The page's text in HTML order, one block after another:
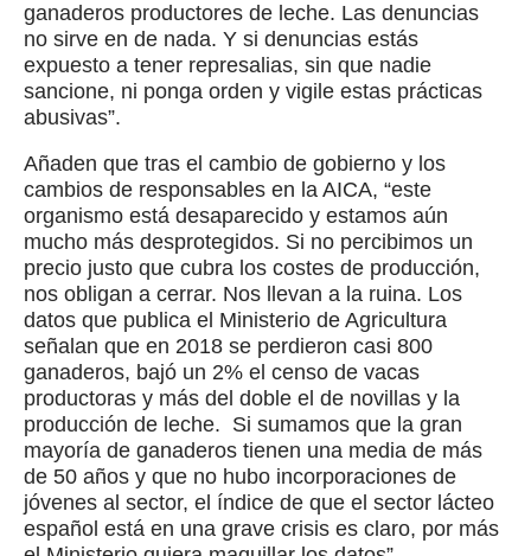
ganaderos productores de leche. Las denuncias
no sirve en de nada. Y si denuncias estás
expuesto a tener represalias, sin que nadie
sancione, ni ponga orden y vigile estas prácticas
abusivas”.
Añaden que tras el cambio de gobierno y los
cambios de responsables en la AICA, “este
organismo está desaparecido y estamos aún
mucho más desprotegidos. Si no percibimos un
precio justo que cubra los costes de producción,
nos obligan a cerrar. Nos llevan a la ruina. Los
datos que publica el Ministerio de Agricultura
señalan que en 2018 se perdieron casi 800
ganaderos, bajó un 2% el censo de vacas
productoras y más del doble el de novillas y la
producción de leche. Si sumamos que la gran
mayoría de ganaderos tienen una media de más
de 50 años y que no hubo incorporaciones de
jóvenes al sector, el índice de que el sector lácteo
español está en una grave crisis es claro, por más